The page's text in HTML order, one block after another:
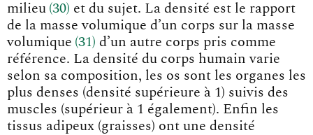
milieu 30 et du sujet. La densité est le rapport
de la masse volumique d’un corps sur la masse
volumique 31
d’un autre corps pris comme
référence. La densité du corps humain varie
selon sa composition, les os sont les organes les
plus denses (densité supérieure à 1) suivis des
muscles (supérieur à 1 également). Enfin les
tissus adipeux (graisses) ont une densité